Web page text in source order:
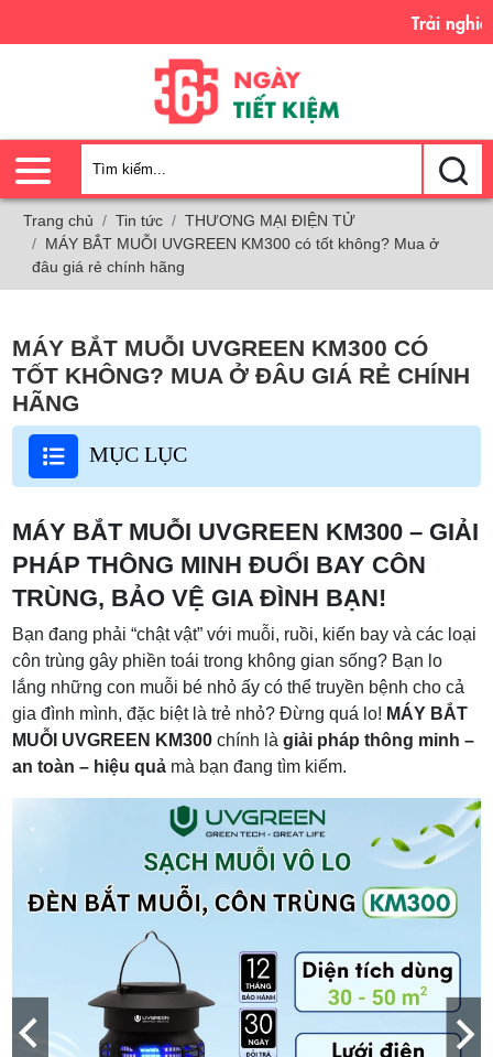
Trải nghiệm của
Trang chủ Tin tức
THƯƠNG MẠI ĐIỆN TỬ
MÁY BẮT MUỖI UVGREEN KM300 có tốt không? Mua ở
đâu giá rẻ chính hãng
MÁY BẮT MUỖI UVGREEN KM300 CÓ
TỐT KHÔNG? MUA Ở ĐÂU GIÁ RẺ CHÍNH
HÃNG
MỤC LỤC
MÁY BẮT MUỖI UVGREEN KM300 – GIẢI
PHÁP THÔNG MINH ĐUỔI BAY CÔN
TRÙNG, BẢO VỆ GIA ĐÌNH BẠN!
Bạn đang phải “chật vật” với muỗi, ruồi, kiến bay và các loại
côn trùng gây phiền toái trong không gian sống? Bạn lo
lắng những con muỗi bé nhỏ ấy có thể truyền bệnh cho cả
gia đình mình, đặc biệt là trẻ nhỏ? Đừng quá lo! MÁY BẮT
MUỖI UVGREEN KM300 chính làgiải pháp thông minh –
an toàn – hiệu quả mà bạn đang tìm kiếm.